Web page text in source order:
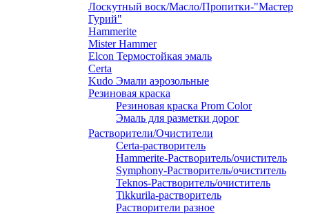
Лоскутный воск/Масло/Пропитки-"Мастер
Гурий"
Hammerite
Mister Hammer
Elcon Термостойкая эмаль
Certa
Kudo Эмали аэрозольные
Резиновая краска
Резиновая краска Prom Color
Эмаль для разметки дорог
Растворители/Очистители
Certa-растворитель
Hammerite-Растворитель/очиститель
Symphony-Растворитель/очиститель
Teknos-Растворитель/очиститель
Tikkurila-растворитель
Растворители разное